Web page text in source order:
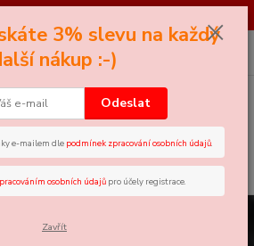
CZK
Hledat
0
3% slevu na každý
nákup :-)
Odeslat
e-mailem dle podmínek zpracování osobních údajů.
osobních údajů pro účely registrace.
Zavřít